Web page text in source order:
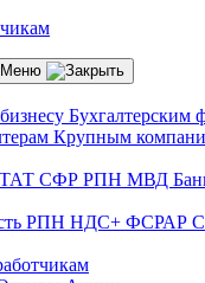
Бухгалтерским
Крупным
СФР РПН МВД
РПН НДС+ ФСРАР